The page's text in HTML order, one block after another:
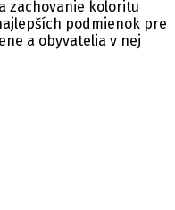
zachovanie koloritu
podmienok pre
a obyvatelia v nej